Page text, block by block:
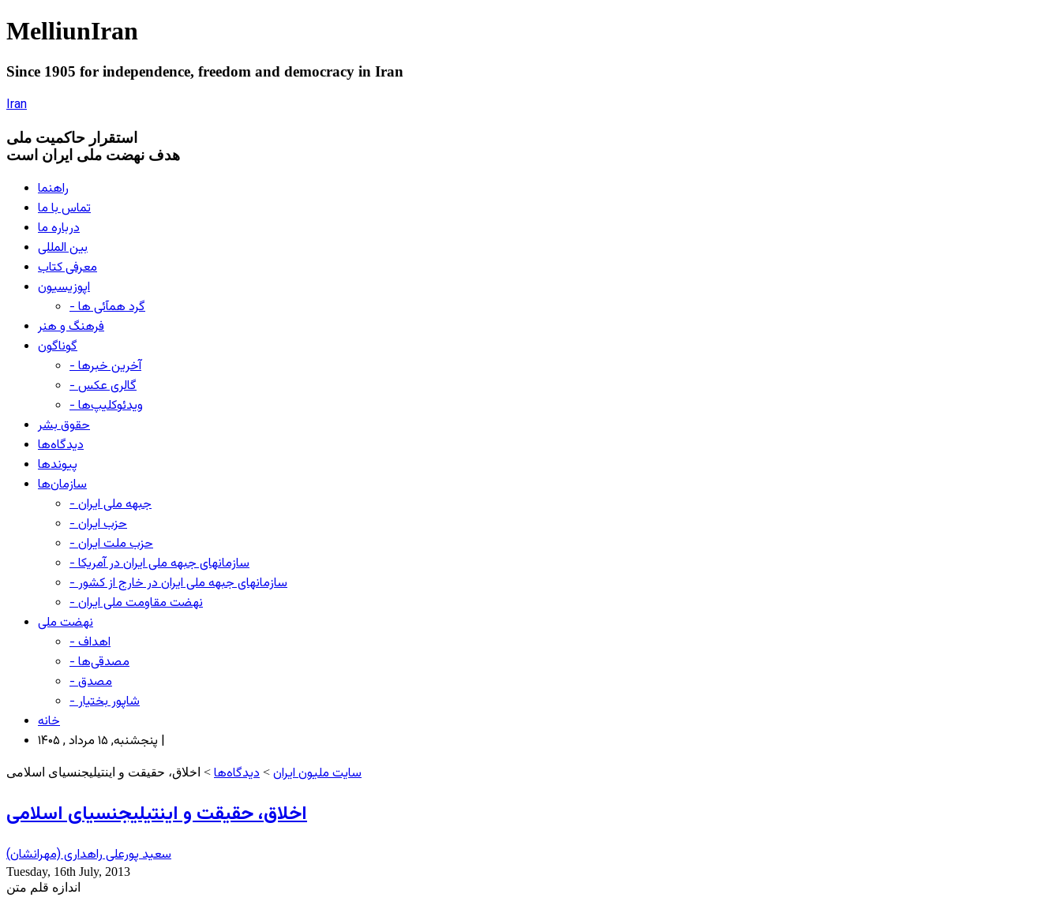
MelliunIran
Since 1905 for independence, freedom and democracy in Iran
Iran
استقرار حاکميت ملی
هدف نهضت ملی ایران است
راهنما
تماس با ما
درباره ما
بین المللی
معرفی کتاب
اپوزیسیون
- گرد همآئی ها
فرهنگ و هنر
گوناگون
- آخرین خبرها
- گالری عکس
- ویدئوکلیپ‌ها
حقوق بشر
دیدگاه‌ها
پیوندها
سازمان‌ها
- جبهه ملی ایران
- حزب ایران
- حزب ملت ایران
- سازمانهای جبهه ملی ایران در آمریکا
- سازمانهای جبهه ملی ایران در خارج از کشور
- نهضت مقاومت ملی ایران
نهضت ملی
- اهداف
- مصدقی‌ها
- مصدق
- شاپور بختیار
خانه
پنجشنبه, ۱۵ مرداد , ۱۴۰۵ |
سایت ملیون ایران > دیدگاه‌ها > اخلاق، حقيقت و اينتيليجنسيای اسلامی
اخلاق، حقيقت و اينتيليجنسيای اسلامی
سعيد پورعلی راهداری (مهرانشان)
Tuesday, 16th July, 2013
اندازه قلم متن